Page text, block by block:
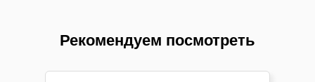
Рекомендуем посмотреть